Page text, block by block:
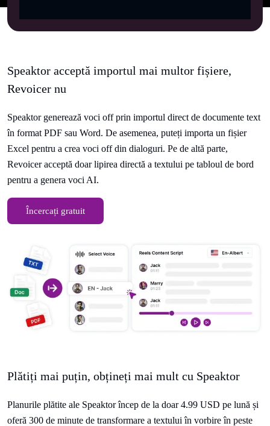
Speaktor acceptă importul mai multor fișiere,
Revoicer nu
Speaktor generează voci off prin importul direct de documente text
în format PDF sau Word. De asemenea, puteți importa un fișier
Excel pentru a crea voci off din dialoguri. Pe de altă parte,
Revoicer acceptă doar lipirea directă a textului pe tabloul de bord
pentru a genera voci AI.
Încercați gratuit
Plătiți mai puțin, obțineți mai mult cu Speaktor
Planurile plătite ale Speaktor încep de la doar 4.99 USD pe lună și
oferă 300 de minute de transformare a textului în vorbire în peste